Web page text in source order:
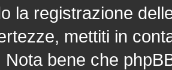
la registrazione
mettiti in
Nota bene che